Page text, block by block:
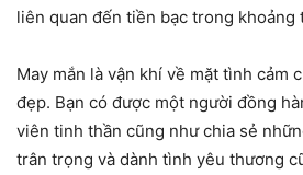
liên quan đến tiền bạc trong khoảng
May mắn là vận khí về mặt tình cảm
đẹp. Bạn có được một người đồng
viên tinh thần cũng như chia sẻ
trân trọng và dành tình yêu thương